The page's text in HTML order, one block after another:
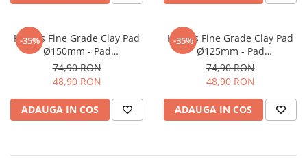
-35%
Krauss Fine Grade Clay Pad
Ø150mm - Pad
decontaminare mecanică
74,90 RON
48,90 RON
ADAUGA IN COS
-35%
Krauss Fine Grade Clay Pad
Ø125mm - Pad
decontaminare mecanică
74,90 RON
48,90 RON
ADAUGA IN COS